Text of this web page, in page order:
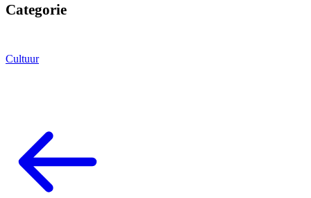
Categorie
Cultuur